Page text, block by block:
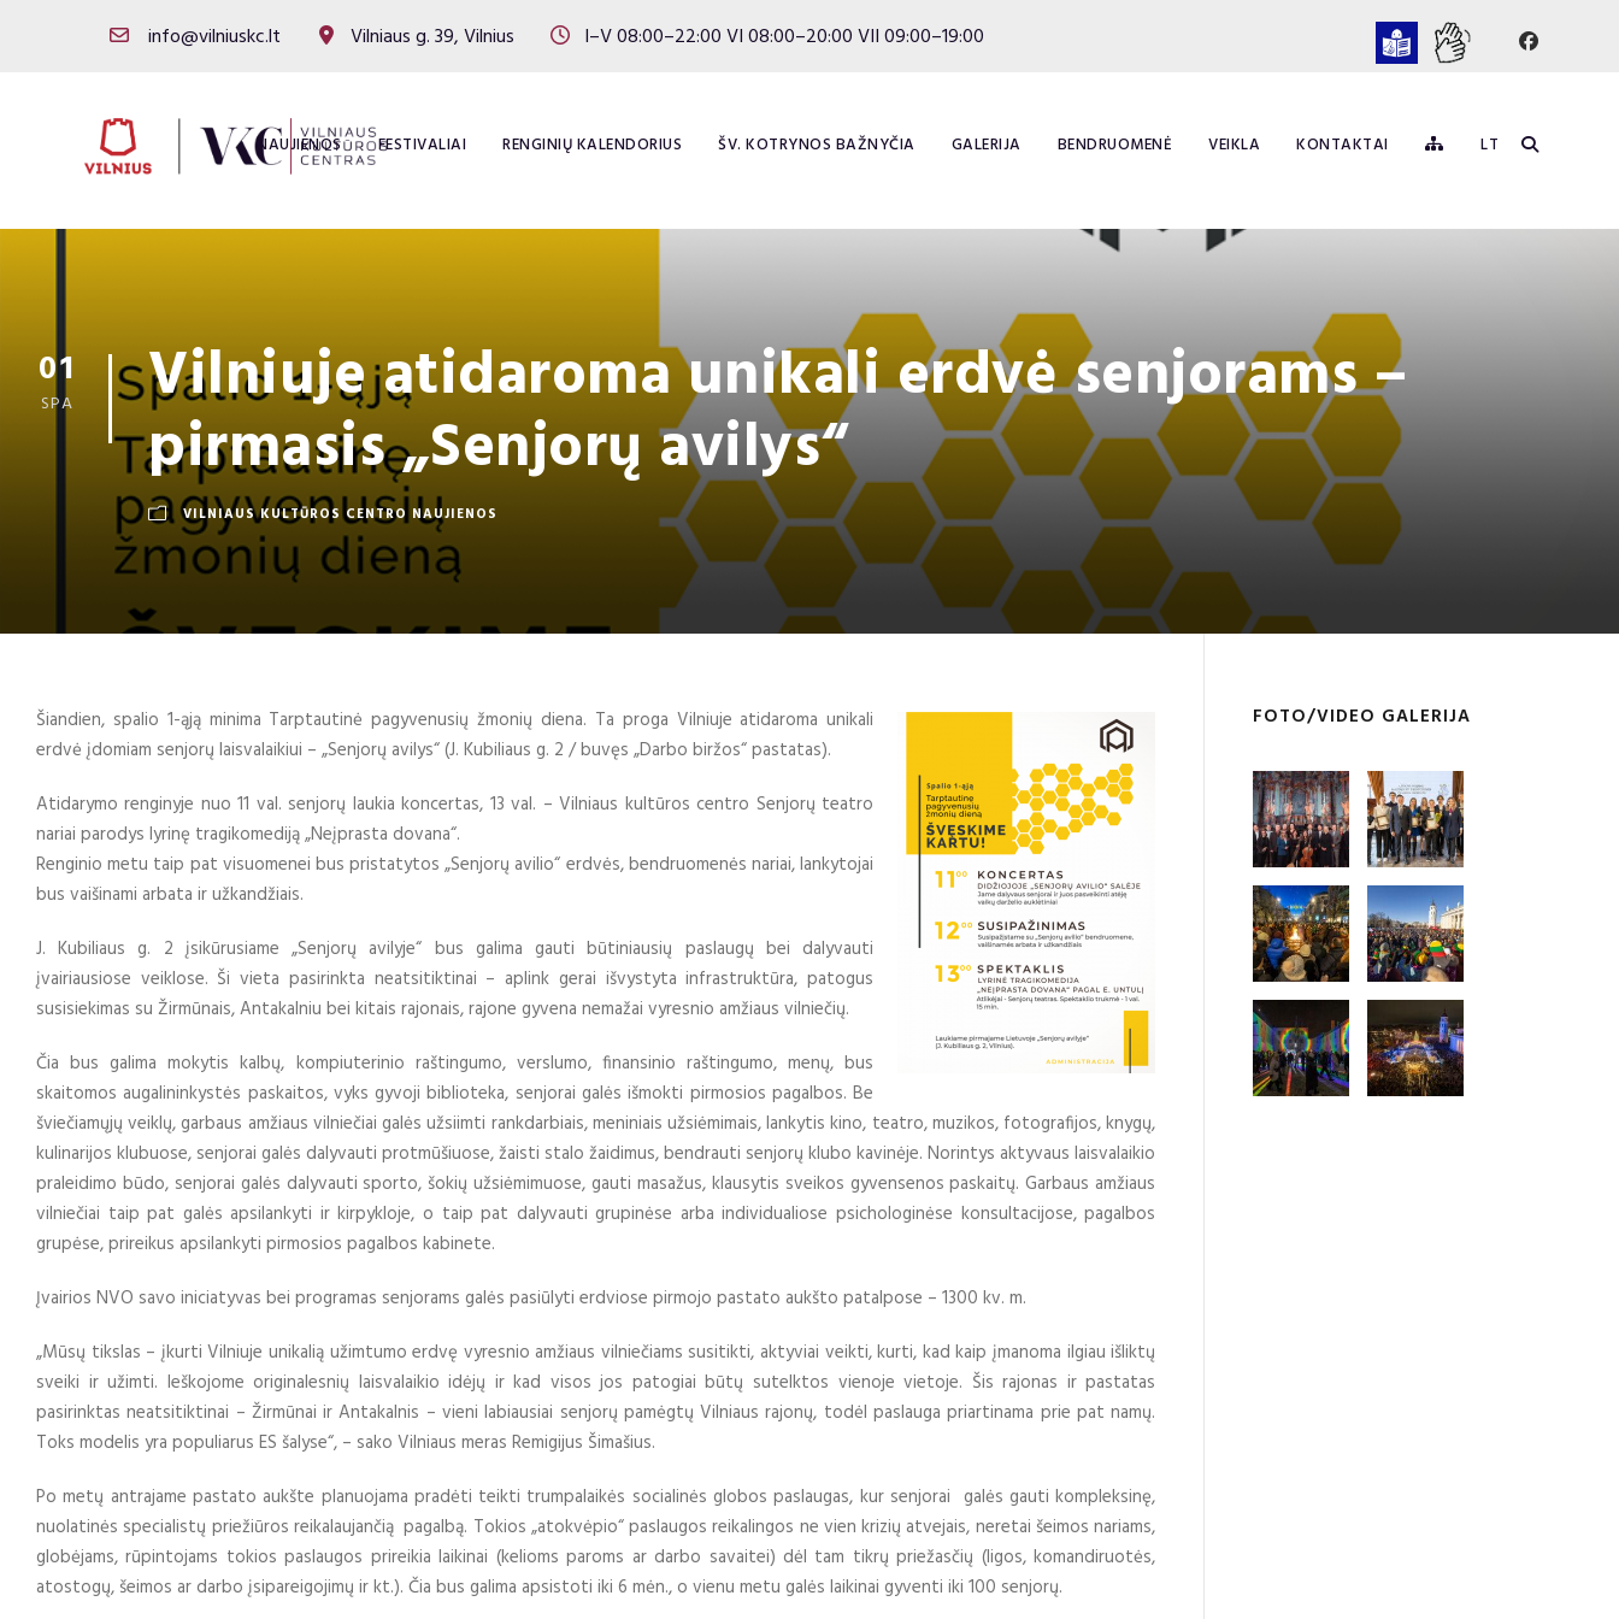
info@vilniuskc.lt Vilniaus g. 39, Vilnius I–V 08:00–22:00 VI 08:00–20:00 VII 09:00–19:00
NAUJIENOS FESTIVALIAI RENGINIŲ KALENDORIUS ŠV. KOTRYNOS BAŽNYČIA GALERIJA BENDRUOMENĖ VEIKLA KONTAKTAI LT
01
SPA Vilniuje atidaroma unikali erdvė senjorams –
pirmasis „Senjorų avilys“
VILNIAUS KULTŪROS CENTRO NAUJIENOS
Šiandien, spalio 1-ąją minima Tarptautinė pagyvenusių žmonių diena. Ta proga Vilniuje atidaroma unikali
erdvė įdomiam senjorų laisvalaikiui – „Senjorų avilys“ (J. Kubiliaus g. 2 / buvęs „Darbo biržos“ pastatas).
Atidarymo renginyje nuo 11 val. senjorų laukia koncertas, 13 val. – Vilniaus kultūros centro Senjorų teatro
nariai parodys lyrinę tragikomediją „Neįprasta dovana“.
Renginio metu taip pat visuomenei bus pristatytos „Senjorų avilio“ erdvės, bendruomenės nariai, lankytojai
bus vaišinami arbata ir užkandžiais.
J. Kubiliaus g. 2 įsikūrusiame „Senjorų avilyje“ bus galima gauti būtiniausių paslaugų bei dalyvauti
įvairiausiose veiklose. Ši vieta pasirinkta neatsitiktinai – aplink gerai išvystyta infrastruktūra, patogus
susisiekimas su Žirmūnais, Antakalniu bei kitais rajonais, rajone gyvena nemažai vyresnio amžiaus vilniečių.
Čia bus galima mokytis kalbų, kompiuterinio raštingumo, verslumo, finansinio raštingumo, menų, bus
skaitomos augalininkystės paskaitos, vyks gyvoji biblioteka, senjorai galės išmokti pirmosios pagalbos. Be
šviečiamųjų veiklų, garbaus amžiaus vilniečiai galės užsiimti rankdarbiais, meniniais užsiėmimais, lankytis kino, teatro, muzikos, fotografijos, knygų,
kulinarijos klubuose, senjorai galės dalyvauti protmūšiuose, žaisti stalo žaidimus, bendrauti senjorų klubo kavinėje. Norintys aktyvaus laisvalaikio
praleidimo būdo, senjorai galės dalyvauti sporto, šokių užsiėmimuose, gauti masažus, klausytis sveikos gyvensenos paskaitų. Garbaus amžiaus
vilniečiai taip pat galės apsilankyti ir kirpykloje, o taip pat dalyvauti grupinėse arba individualiose psichologinėse konsultacijose, pagalbos
grupėse, prireikus apsilankyti pirmosios pagalbos kabinete.
Įvairios NVO savo iniciatyvas bei programas senjorams galės pasiūlyti erdviose pirmojo pastato aukšto patalpose – 1300 kv. m.
„Mūsų tikslas – įkurti Vilniuje unikalią užimtumo erdvę vyresnio amžiaus vilniečiams susitikti, aktyviai veikti, kurti, kad kaip įmanoma ilgiau išliktų
sveiki ir užimti. Ieškojome originalesnių laisvalaikio idėjų ir kad visos jos patogiai būtų sutelktos vienoje vietoje. Šis rajonas ir pastatas
pasirinktas neatsitiktinai – Žirmūnai ir Antakalnis – vieni labiausiai senjorų pamėgtų Vilniaus rajonų, todėl paslauga priartinama prie pat namų.
Toks modelis yra populiarus ES šalyse“, – sako Vilniaus meras Remigijus Šimašius.
Po metų antrajame pastato aukšte planuojama pradėti teikti trumpalaikės socialinės globos paslaugas, kur senjorai galės gauti kompleksinę,
nuolatinės specialistų priežiūros reikalaujančią pagalbą. Tokios „atokvėpio“ paslaugos reikalingos ne vien krizių atvejais, neretai šeimos nariams,
globėjams, rūpintojams tokios paslaugos prireikia laikinai (kelioms paroms ar darbo savaitei) dėl tam tikrų priežasčių (ligos, komandiruotės,
atostogų, šeimos ar darbo įsipareigojimų ir kt.). Čia bus galima apsistoti iki 6 mėn., o vienu metu galės laikinai gyventi iki 100 senjorų.
FOTO/VIDEO GALERIJA